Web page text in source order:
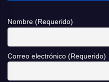
Nombre (Requerido)
Correo electrónico (Requerido)